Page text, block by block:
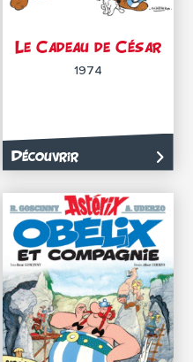
Le Cadeau de César
1974
Découvrir